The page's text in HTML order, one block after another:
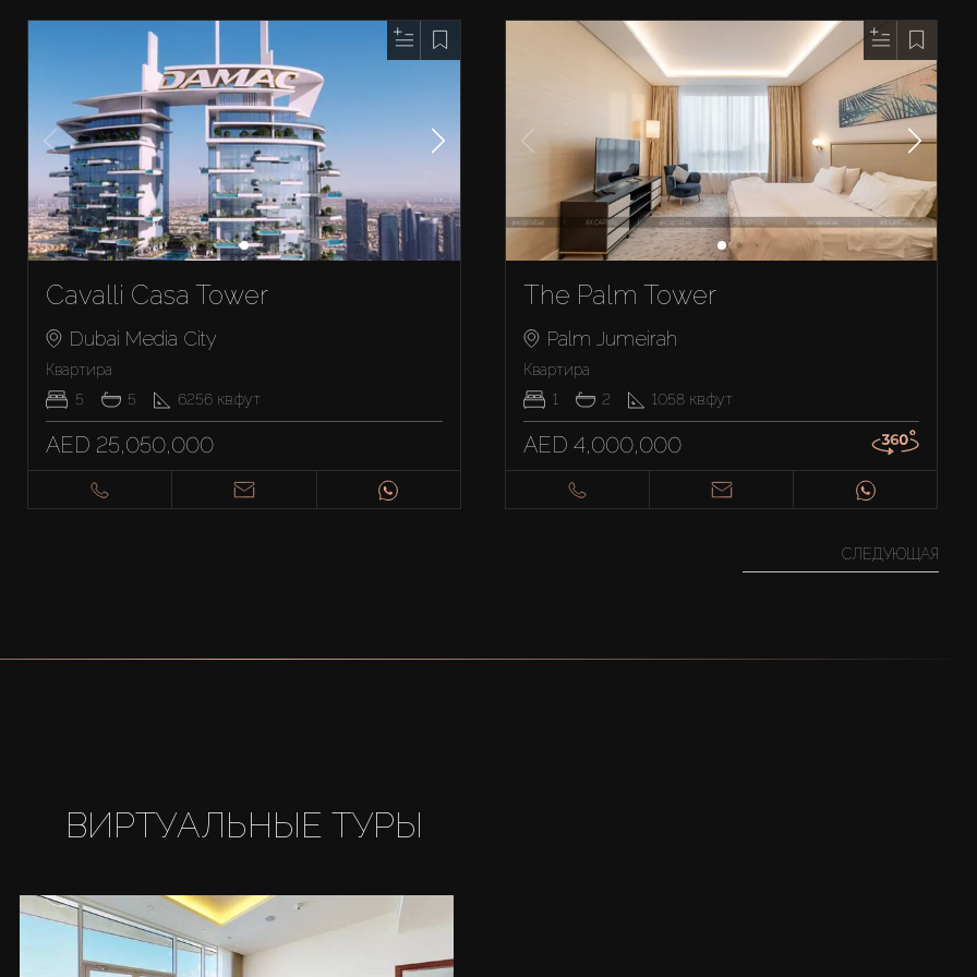
Cavalli Casa Tower
Dubai Media City
Квартира
5
5 6256 кв.фут
AED 25,050,000
The Palm Tower
Palm Jumeirah
Квартира
1
2 1058 кв.фут
AED 4,000,000
СЛЕДУЮЩАЯ
ВИРТУАЛЬНЫЕ ТУРЫ